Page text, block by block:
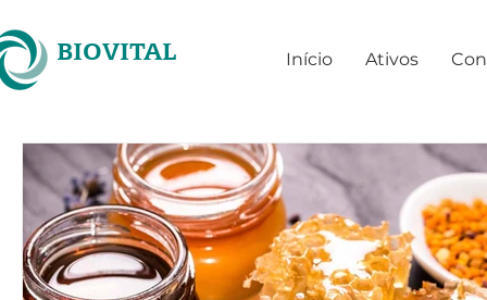
BIOVITAL Início Ativos